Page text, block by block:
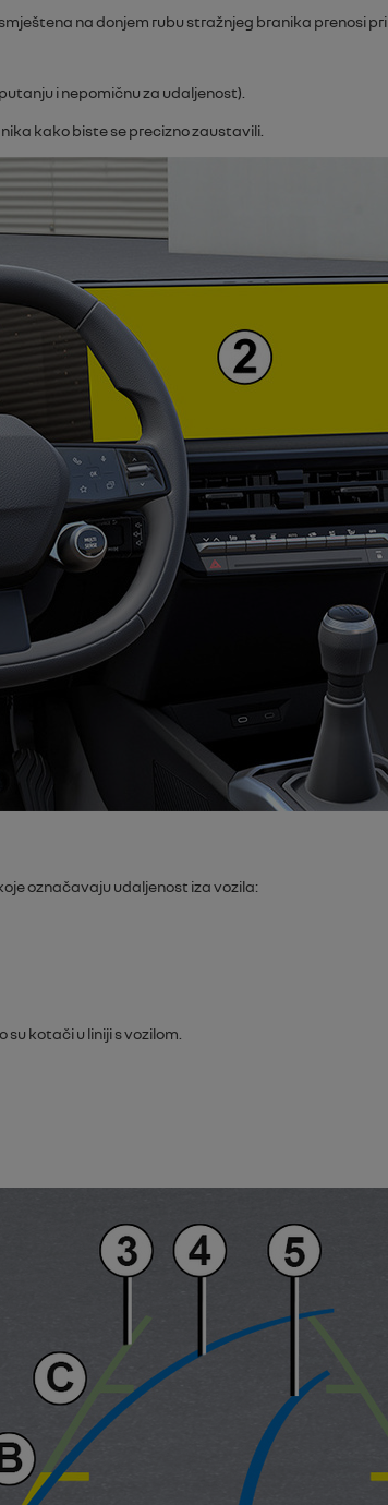
smještena na donjem rubu stražnjeg branika prenosi
i nepomičnu za udaljenost).
kako biste se precizno zaustavili.
označavaju udaljenost iza vozila:
kotači u liniji s vozilom.